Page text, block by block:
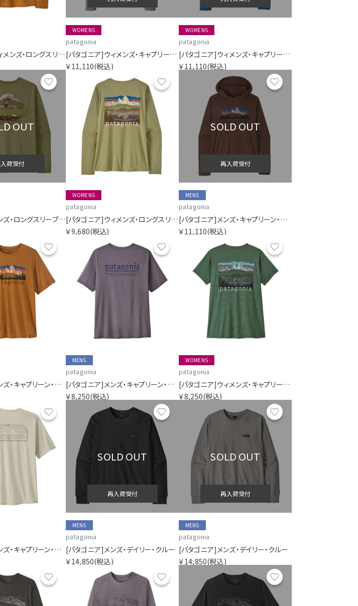
[パタゴニア]ウィメンズ・ロングスリーブ・キャプリーン・クール・デイリー・シャツ（ボードショーツ・ロゴ）
WOMENS
patagonia
[パタゴニア]ウィメンズ・キャプリーン・クール・デイリー・フーディ（フィッツロイ・ニンバス）
￥11,110(税込)
WOMENS
patagonia
[パタゴニア]ウィメンズ・キャプリーン・クール・デイリー・フーディ（フィッツロイ・ニンバス）
￥11,110(税込)
OUT
荷受付
[パタゴニア]メンズ・ロングスリーブ・キャプリーン・クール・デイリー・シャツ（グレート・ウェーブス）
WOMENS
patagonia
[パタゴニア]ウィメンズ・ロングスリーブ・キャプリーン・クール・デイリー・シャツ（フィッツロイ・フットヒルズ）
￥9,680(税込)
SOLD OUT
再入荷受付
MENS
patagonia
[パタゴニア]メンズ・キャプリーン・クール・デイリー・フーディ（フィッツロイ・フットヒルズ）
￥11,110(税込)
[パタゴニア]メンズ・キャプリーン・クール・デイリー・シャツ（フィッツロイ・フットヒルズ）
MENS
patagonia
[パタゴニア]メンズ・キャプリーン・クール・デイリー・シャツ（ハット・トリッパー）
￥8,250(税込)
WOMENS
patagonia
[パタゴニア]ウィメンズ・キャプリーン・クール・デイリー・シャツ（フィッツロイ・フットヒルズ）
￥8,250(税込)
[パタゴニア]メンズ・キャプリーン・クール・デイリー・シャツ（P-6 コスモス）
SOLD OUT
再入荷受付
MENS
patagonia
[パタゴニア]メンズ・デイリー・クルー
￥14,850(税込)
SOLD OUT
再入荷受付
MENS
patagonia
[パタゴニア]メンズ・デイリー・クルー
￥14,850(税込)